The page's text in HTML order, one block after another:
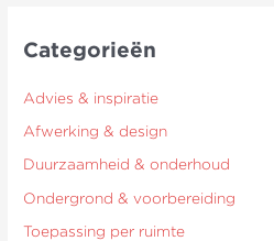
Categorieën
Advies & inspiratie
Afwerking & design
Duurzaamheid & onderhoud
Ondergrond & voorbereiding
Toepassing per ruimte